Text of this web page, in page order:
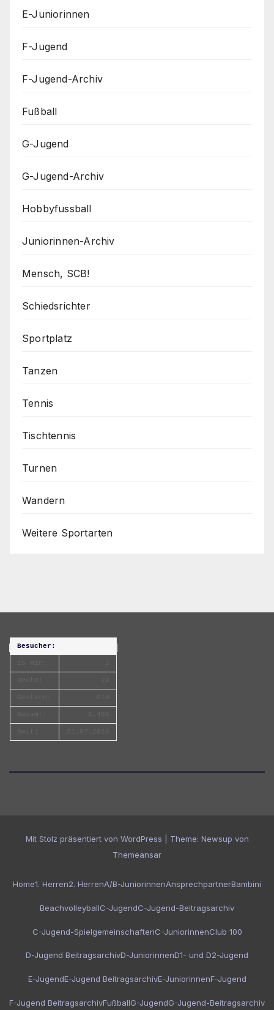
E-Juniorinnen
F-Jugend
F-Jugend-Archiv
Fußball
G-Jugend
G-Jugend-Archiv
Hobbyfussball
Juniorinnen-Archiv
Mensch, SCB!
Schiedsrichter
Sportplatz
Tanzen
Tennis
Tischtennis
Turnen
Wandern
Weitere Sportarten
Besucher:
Mit Stolz präsentiert von WordPress Theme: Newsup von
Themeansar
Home1. Herren2. HerrenA/B-JuniorinnenAnsprechpartnerBambini
BeachvolleyballC-JugendC-Jugend-Beitragsarchiv
C-Jugend-SpielgemeinschaftenC-JuniorinnenClub 100
D-Jugend BeitragsarchivD-JuniorinnenD1- und D2-Jugend
E-JugendE-Jugend BeitragsarchivE-JuniorinnenF-Jugend
F-Jugend BeitragsarchivFußballG-JugendG-Jugend-Beitragsarchiv